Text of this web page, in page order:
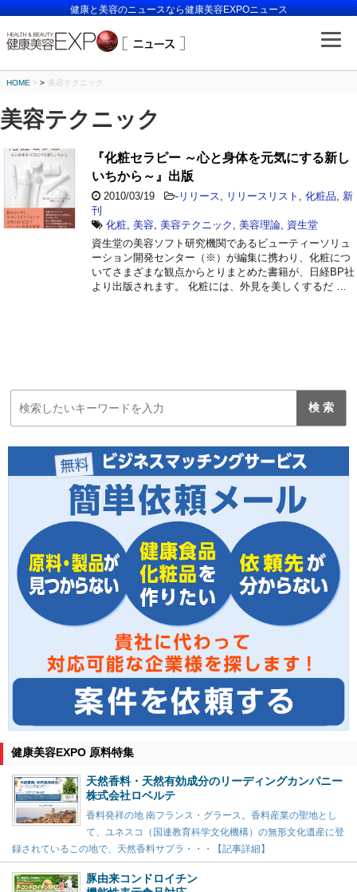
健康と美容のニュースなら健康美容EXPOニュース
HOME > 美容テクニック
美容テクニック
『化粧セラピー ～心と身体を元気にする新し
いちから～』出版
2010/03/19 - リリース リリースリスト 化粧品
新
刊
化粧 美容 美容テクニック 美容理論 資生堂
資生堂の美容ソフト研究機関であるビューティーソリュ
ーション開発センター（※）が編集に携わり、化粧につ
いてさまざまな観点からとりまとめた書籍が、日経BP社
より出版されます。 化粧には、外見を美しくするだ …
健康美容EXPO 原料特集
天然香料・天然有効成分のリーディングカンパニー
株式会社ロベルテ
香料発祥の地 南フランス・グラース。香料産業の聖地とし
て、ユネスコ（国連教育科学文化機構）の無形文化遺産に登
録されているこの地で、天然香料サプラ・・・【記事詳細】
豚由来コンドロイチン